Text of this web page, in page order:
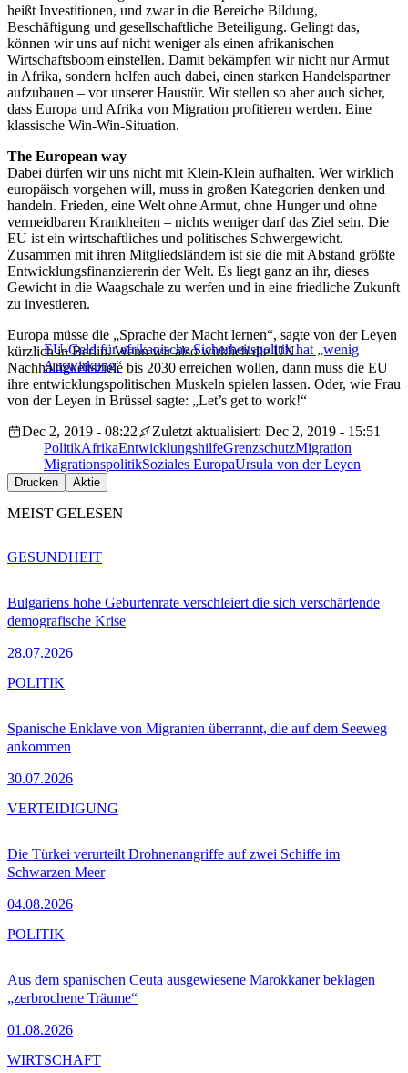
heißt Investitionen, und zwar in die Bereiche Bildung,
Beschäftigung und gesellschaftliche Beteiligung. Gelingt das,
können wir uns auf nicht weniger als einen afrikanischen
Wirtschaftsboom einstellen. Damit bekämpfen wir nicht nur Armut
in Afrika, sondern helfen auch dabei, einen starken Handelspartner
aufzubauen – vor unserer Haustür. Wir stellen so aber auch sicher,
dass Europa und Afrika von Migration profitieren werden. Eine
klassische Win-Win-Situation.
The European way
Dabei dürfen wir uns nicht mit Klein-Klein aufhalten. Wer wirklich
europäisch vorgehen will, muss in großen Kategorien denken und
handeln. Frieden, eine Welt ohne Armut, ohne Hunger und ohne
vermeidbaren Krankheiten – nichts weniger darf das Ziel sein. Die
EU ist ein wirtschaftliches und politisches Schwergewicht.
Zusammen mit ihren Mitgliedsländern ist sie die mit Abstand größte
Entwicklungsfinanziererin der Welt. Es liegt ganz an ihr, dieses
Gewicht in die Waagschale zu werfen und in eine friedliche Zukunft
zu investieren.
EU-Geld für afrikanische Sicherheitspolitik hat „wenig
Auswirkung“
Europa müsse die „Sprache der Macht lernen“, sagte von der Leyen
kürzlich in Berlin. Wenn wir also wirklich die UN-
Nachhaltigkeitsziele bis 2030 erreichen wollen, dann muss die EU
ihre entwicklungspolitischen Muskeln spielen lassen. Oder, wie Frau
von der Leyen in Brüssel sagte: „Let’s get to work!“
Dec 2, 2019 - 08:22
Zuletzt aktualisiert: Dec 2, 2019 - 15:51
PolitikAfrikaEntwicklungshilfeGrenzschutzMigration
MigrationspolitikSoziales EuropaUrsula von der Leyen
Drucken Aktie
MEIST GELESEN
Bulgariens hohe Geburtenrate verschleiert die sich verschärfende
demografische Krise
28.07.2026
GESUNDHEIT
Spanische Enklave von Migranten überrannt, die auf dem Seeweg
ankommen
30.07.2026
POLITIK
Die Türkei verurteilt Drohnenangriffe auf zwei Schiffe im
Schwarzen Meer
04.08.2026
VERTEIDIGUNG
Aus dem spanischen Ceuta ausgewiesene Marokkaner beklagen
„zerbrochene Träume“
01.08.2026
POLITIK
WIRTSCHAFT